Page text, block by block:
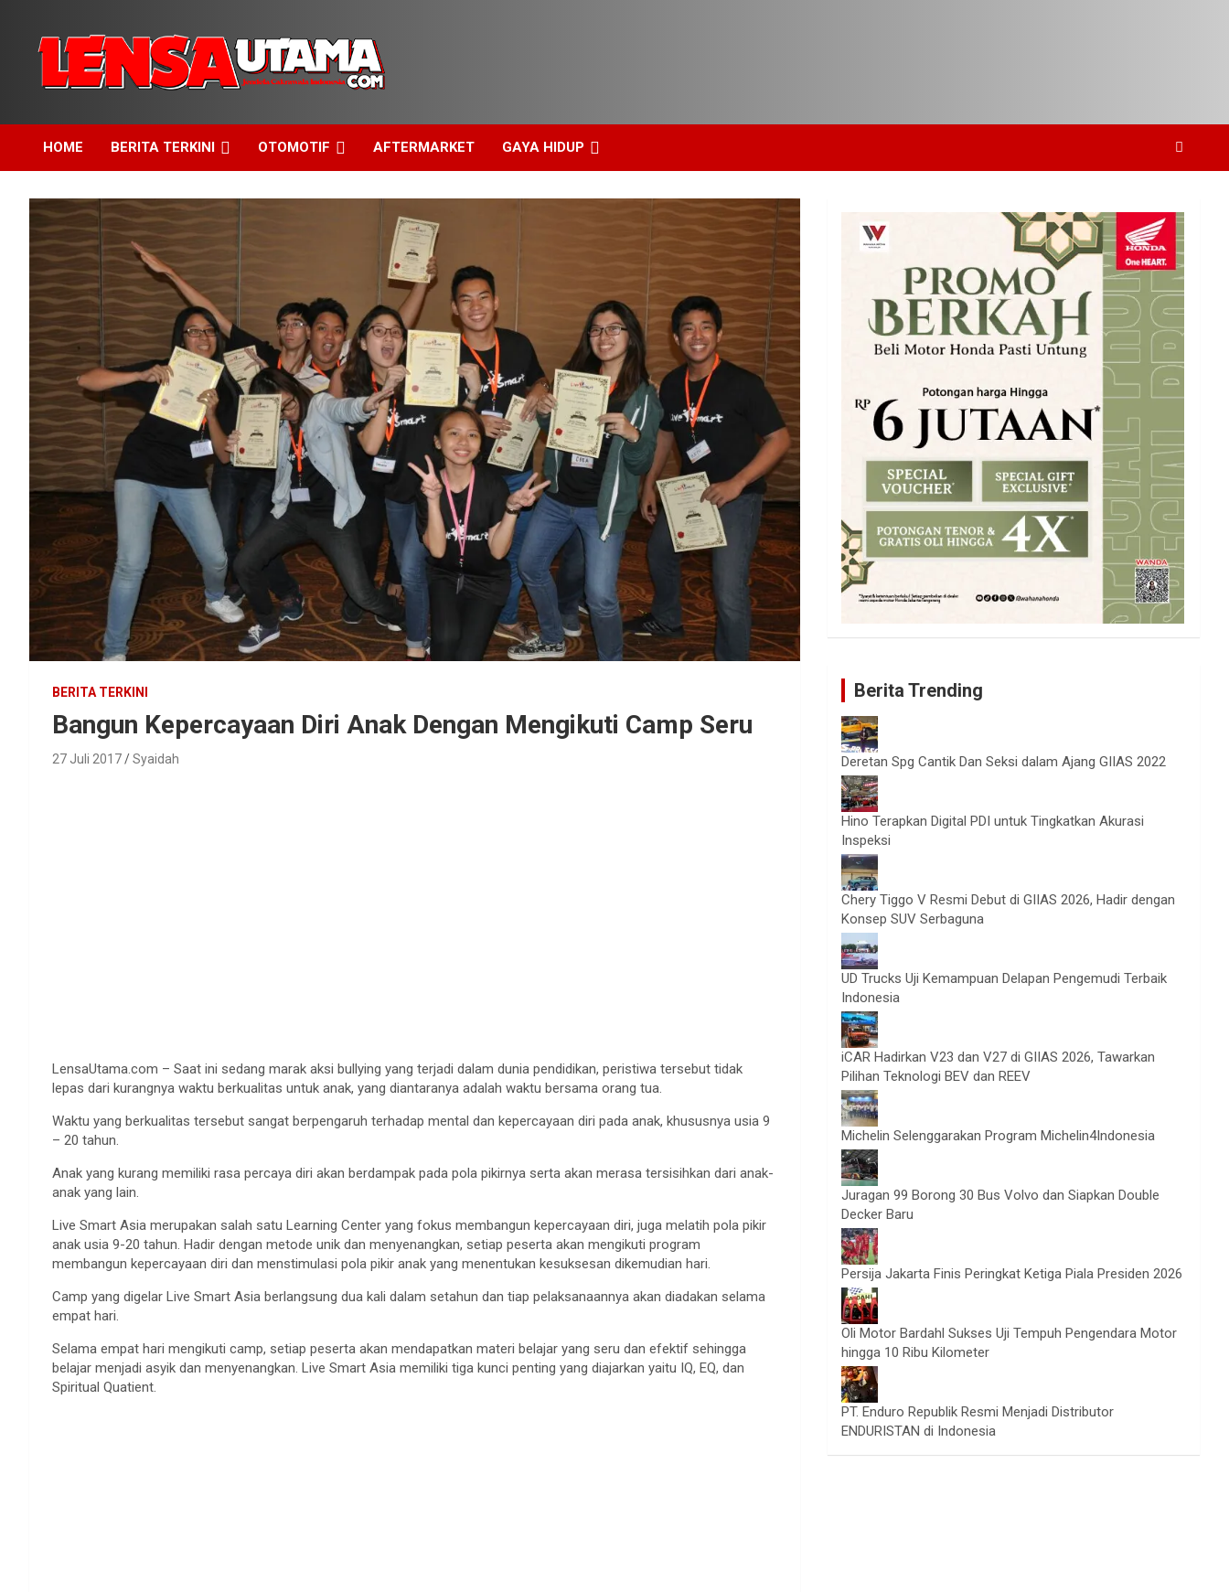
content
LensaUtama
HOME BERITA TERKINI OTOMOTIF AFTERMARKET GAYA HIDUP
BERITA TERKINI
Bangun Kepercayaan Diri Anak Dengan Mengikuti Camp Seru
27 Juli 2017 Syaidah
LensaUtama.com – Saat ini sedang marak aksi bullying yang terjadi dalam dunia pendidikan, peristiwa tersebut tidak
lepas dari kurangnya waktu berkualitas untuk anak, yang diantaranya adalah waktu bersama orang tua.
Waktu yang berkualitas tersebut sangat berpengaruh terhadap mental dan kepercayaan diri pada anak, khususnya usia 9
– 20 tahun.
Anak yang kurang memiliki rasa percaya diri akan berdampak pada pola pikirnya serta akan merasa tersisihkan dari anak-
anak yang lain.
Live Smart Asia merupakan salah satu Learning Center yang fokus membangun kepercayaan diri, juga melatih pola pikir
anak usia 9-20 tahun. Hadir dengan metode unik dan menyenangkan, setiap peserta akan mengikuti program
membangun kepercayaan diri dan menstimulasi pola pikir anak yang menentukan kesuksesan dikemudian hari.
Camp yang digelar Live Smart Asia berlangsung dua kali dalam setahun dan tiap pelaksanaannya akan diadakan selama
empat hari.
Selama empat hari mengikuti camp, setiap peserta akan mendapatkan materi belajar yang seru dan efektif sehingga
belajar menjadi asyik dan menyenangkan. Live Smart Asia memiliki tiga kunci penting yang diajarkan yaitu IQ, EQ, dan
Spiritual Quatient.
Berita Trending
Deretan Spg Cantik Dan Seksi dalam Ajang GIIAS 2022
Hino Terapkan Digital PDI untuk Tingkatkan Akurasi
Inspeksi
Chery Tiggo V Resmi Debut di GIIAS 2026, Hadir dengan
Konsep SUV Serbaguna
UD Trucks Uji Kemampuan Delapan Pengemudi Terbaik
Indonesia
iCAR Hadirkan V23 dan V27 di GIIAS 2026, Tawarkan
Pilihan Teknologi BEV dan REEV
Michelin Selenggarakan Program Michelin4Indonesia
Juragan 99 Borong 30 Bus Volvo dan Siapkan Double
Decker Baru
Persija Jakarta Finis Peringkat Ketiga Piala Presiden 2026
Oli Motor Bardahl Sukses Uji Tempuh Pengendara Motor
hingga 10 Ribu Kilometer
PT. Enduro Republik Resmi Menjadi Distributor
ENDURISTAN di Indonesia